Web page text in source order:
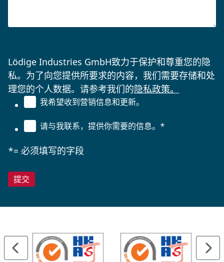
Lödige Industries GmbH致力于保护和尊重您的隐
私。为了向您提供所要求的内容，我们需要存储和处
理您的个人数据。请参考我们的隐私政策。
我希望收到营销信息和更新。
请与我联系，提供你需要的信息。 *
*= 必须填写的字段